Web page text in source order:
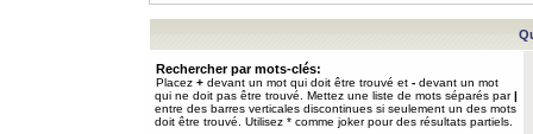
Rechercher par mots-clés:
Placez + devant un mot qui doit être trouvé et - devant un mot
qui ne doit pas être trouvé. Mettez une liste de mots séparés par|
entre des barres verticales discontinues si seulement un des mots
doit être trouvé. Utilisez * comme joker pour des résultats partiels.